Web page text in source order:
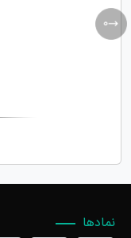
نمادها